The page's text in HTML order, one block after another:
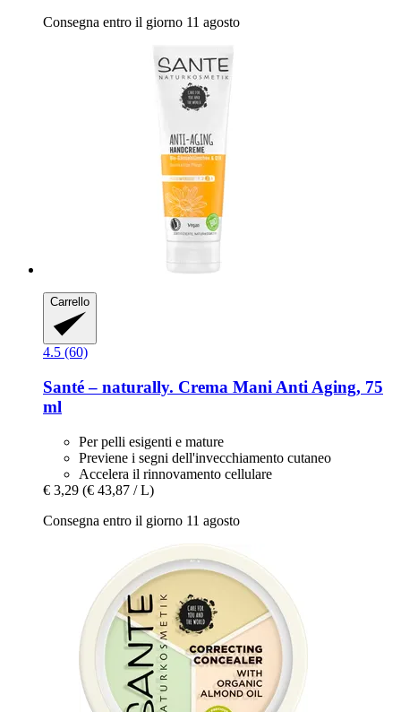
Consegna entro il giorno 11 agosto
Carrello
4.5 (60)
Santé – naturally. Crema Mani Anti Aging, 75
ml
Per pelli esigenti e mature
Previene i segni dell'invecchiamento cutaneo
Accelera il rinnovamento cellulare
€ 3,29 (€ 43,87 / L)
Consegna entro il giorno 11 agosto